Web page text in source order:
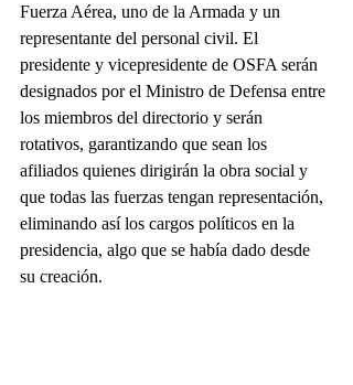
Fuerza Aérea, uno de la Armada y un
representante del personal civil. El
presidente y vicepresidente de OSFA serán
designados por el Ministro de Defensa entre
los miembros del directorio y serán
rotativos, garantizando que sean los
afiliados quienes dirigirán la obra social y
que todas las fuerzas tengan representación,
eliminando así los cargos políticos en la
presidencia, algo que se había dado desde
su creación.